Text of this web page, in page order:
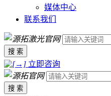
媒体中心
联系我们
搜 索
立即咨询
搜 索